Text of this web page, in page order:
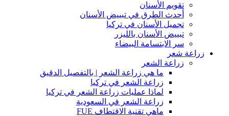
تقويم الأسنان
أحدث الطرق في تبييض الأسنان
تجميل الأسنان في تركيا
تبييض الأسنان بالليزر
سر الابتسامة البيضاء
زراعة شعر
زراعة الشعر
ما هي زراعة الشعر | بالتفصيل الدقيق
زراعة الشعر في تركيا
لماذا عمليات زراعة الشعر في تركيا
زراعة الشعر في السعودية
ماهي تقنية الاقتطاف FUE